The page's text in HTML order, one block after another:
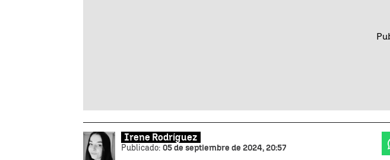
Irene Rodríguez
Publicado: 05 de septiembre de 2024, 20:57